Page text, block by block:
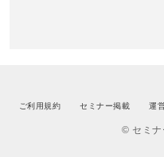
ご利用規約 セミナー掲載 運
© セミナ